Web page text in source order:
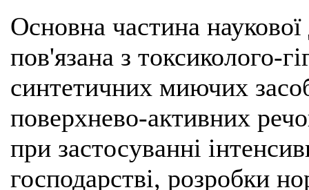
Основна частина
пов'язана з токсиколого-
синтетичних миючих
поверхнево-активних
при застосуванні
господарстві, розробки